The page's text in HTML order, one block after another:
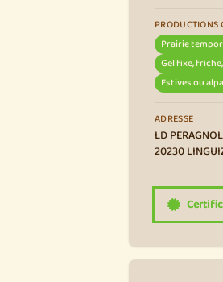
PRODUCTIONS
Prairie
Gel fixe,
Estives ou
ADRESSE
LD
20230